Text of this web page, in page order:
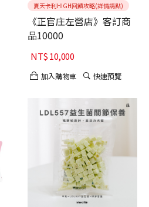
夏天卡利HIGH回饋攻略(詳情請點)
《正官庄左營店》客訂商
品10000
NT$10,000
加入購物車 快速預覽